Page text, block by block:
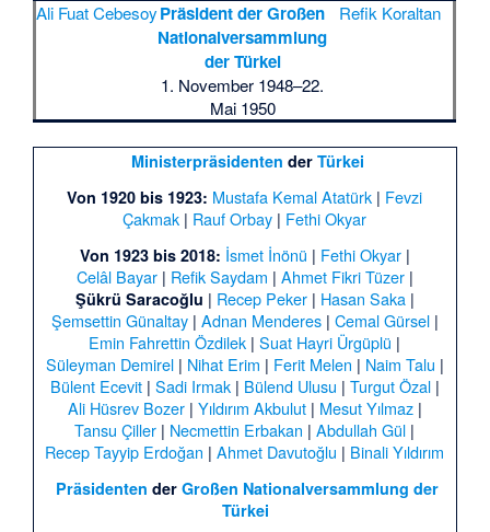
Ali Fuat CebesoyPräsident der Großen
Nationalversammlung
der Türkei
1. November 1948–22.
Mai 1950
Refik Koraltan
Ministerpräsidenten der Türkei
Von 1920 bis 1923: Mustafa Kemal Atatürk | Fevzi
Çakmak | Rauf Orbay | Fethi Okyar
Von 1923 bis 2018: İsmet İnönü | Fethi Okyar|
Celâl Bayar| Refik Saydam | Ahmet Fikri Tüzer|
Şükrü Saracoğlu | Recep Peker| Hasan Saka|
Şemsettin Günaltay| Adnan Menderes| Cemal Gürsel|
Emin Fahrettin Özdilek |Suat Hayri Ürgüplü |
Süleyman Demirel| Nihat Erim | Ferit Melen | Naim Talu |
Bülent Ecevit| Sadi Irmak| Bülend Ulusu | Turgut Özal|
Ali Hüsrev Bozer| Yıldırım Akbulut| Mesut Yılmaz|
Tansu Çiller | Necmettin Erbakan |Abdullah Gül |
Recep Tayyip Erdoğan |Ahmet Davutoğlu | Binali Yıldırım
Präsidenten der Großen Nationalversammlung der
Türkei